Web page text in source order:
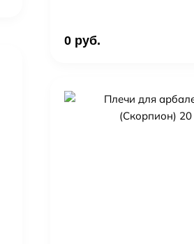
0 руб.